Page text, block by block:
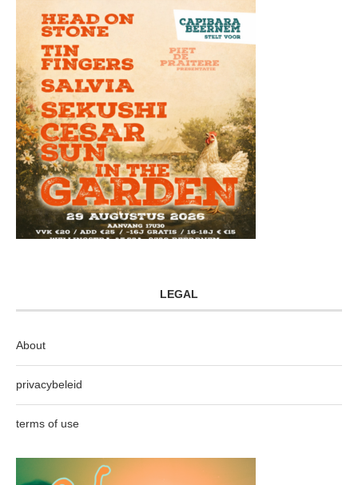
LEGAL
About
privacybeleid
terms of use